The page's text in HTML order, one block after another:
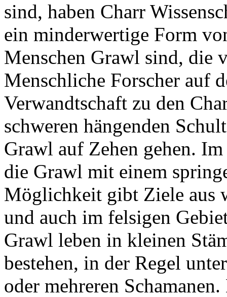
sind, haben Charr
ein minderwertige Form
Menschen Grawl sind, die
Menschliche Forscher auf
Verwandtschaft zu den
schweren hängenden
Grawl auf Zehen gehen.
die Grawl mit einem
Möglichkeit gibt Ziele aus
und auch im felsigen
Grawl leben in kleinen
bestehen, in der Regel
oder mehreren